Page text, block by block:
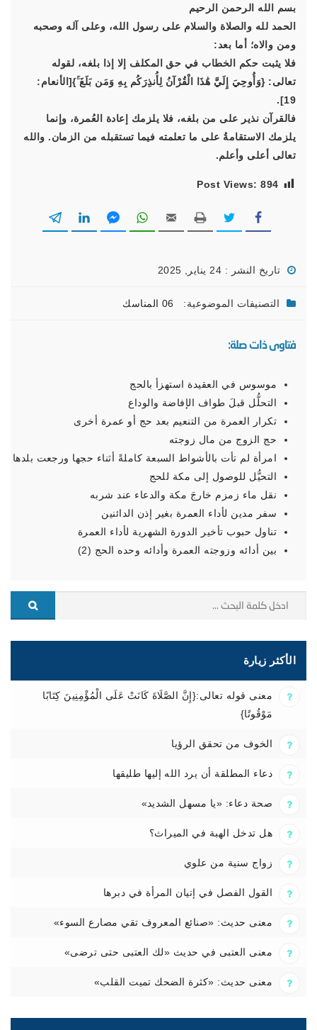
بسم الله الرحمن الرحيم
الحمد لله والصلاة والسلام على رسول الله، وعلى آله وصحبه
ومن والاه؛ أما بعد:
فلا يثبت حكم الخطاب في حق المكلف إلا إذا بلغه، لقوله
تعالى: {وَأُوحِيَ إِلَيَّ هَٰذَا الْقُرْآنُ لِأُنذِرَكُم بِهِ وَمَن بَلَغَ ۚ}[الأنعام:
19].
فالقرآن نذير على من بلغه، فلا يلزمك إعادة العُمرة، وإنما
يلزمك الاستقامةُ على ما تعلمته فيما تستقبله من الزمان. والله
تعالى أعلى وأعلم.
Post Views: 894
تاريخ النشر : 24 يناير, 2025
التصنيفات الموضوعية: 06 المناسك
فتاوى ذات صلة:
موسوس في العقيدة استهزأ بالحج
التحلُّل قبلَ طواف الإفاضة والوداع
تكرار العمرة من التنعيم بعد حج أو عمرة أخرى
حج الزوج من مال زوجته
امرأة لم تأت بالأشواط السبعة كاملةً أثناء حجها ورجعت بلدها
التحيُّل للوصول إلى مكة للحج
نقل ماء زمزم خارجَ مكة والدعاء عند شربه
سفر مدين لأداء العمرة بغير إذن الدائنين
تناول حبوب تأخير الدورة الشهرية لأداء العمرة
بين أدائه وزوجته العمرة وأدائه وحده الحج (2)
الأكثر زيارة
معنى قوله تعالى:{إِنَّ الصَّلَاةَ كَانَتْ عَلَى الْمُؤْمِنِينَ كِتَابًا
مَوْقُوتًا}
الخوف من تحقق الرؤيا
دعاء المطلقة أن يرد الله إليها طليقها
صحة دعاء: «يا مسهل الشديد»
هل تدخل الهبة في الميراث؟
زواج سنية من علوي
القول الفصل في إتيان المرأة في دبرها
معنى حديث: «صنائع المعروف تقي مصارع السوء»
معنى العتبى في حديث «لك العتبى حتى ترضى»
معنى حديث: «كثرة الضحك تميت القلب»